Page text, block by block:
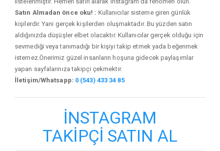
Satın Almadan önce oku! : Kullanıcılar sisteme giren günlük
kişilerdir. Yani gerçek kişilerden oluşmaktadır. Bu yüzden satın
aldığınızda düşüşler elbet olacaktır. Kullanıcılar gerçek olduğu için
sevmediği veya tanımadığı bir kişiyi takip etmek yada beğenmek
istemez.Önerimiz güzel insanların hoşuna gidecek paylaşımlar
yapan sayfalarınıza takipçi çekmektir.
İletişim/Whatsapp: 0 (543) 433 34 85
İNSTAGRAM
TAKİPÇİ SATIN AL